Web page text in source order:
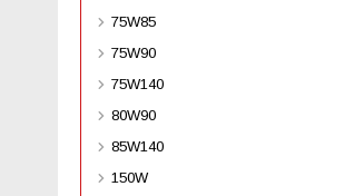
75W85
75W90
75W140
80W90
85W140
150W